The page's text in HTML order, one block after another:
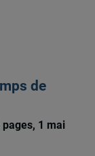
de
pages, 1 mai